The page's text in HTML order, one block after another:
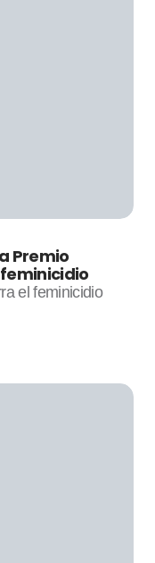
Premio
el feminicidio